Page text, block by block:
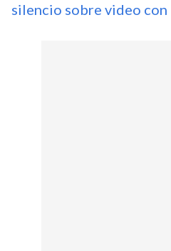
silencio sobre video con